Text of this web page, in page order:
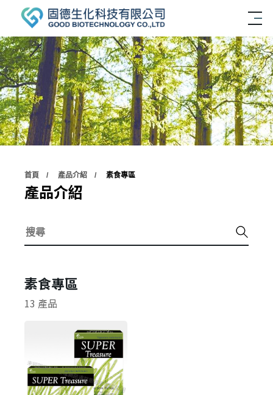
會員登入
首頁 產品介紹 素食專區
產品介紹
素食專區
13 產品